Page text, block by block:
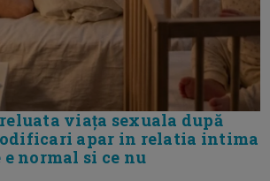
viața sexuala după
apar in relatia intima
normal si ce nu